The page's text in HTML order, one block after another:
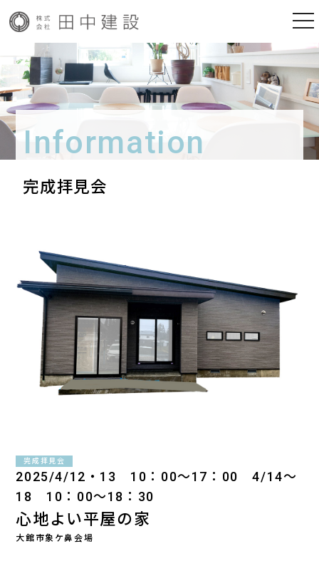
Information
完成拝見会
完成拝見会
2025/4/12・13 10：00～17：00 4/14～
18 10：00～18：30
心地よい平屋の家
大館市象ケ鼻会場